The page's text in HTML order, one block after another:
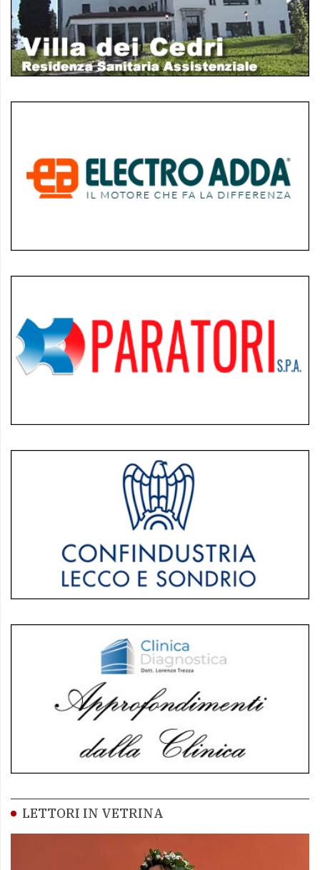
LETTORI IN VETRINA